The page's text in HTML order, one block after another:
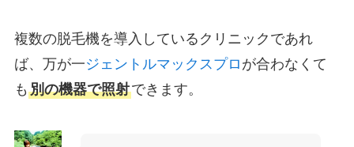
複数の脱毛機を導入しているクリニックであれ
ば、万が一ジェントルマックスプロ が合わなくて
も 別の機器で照射できます。